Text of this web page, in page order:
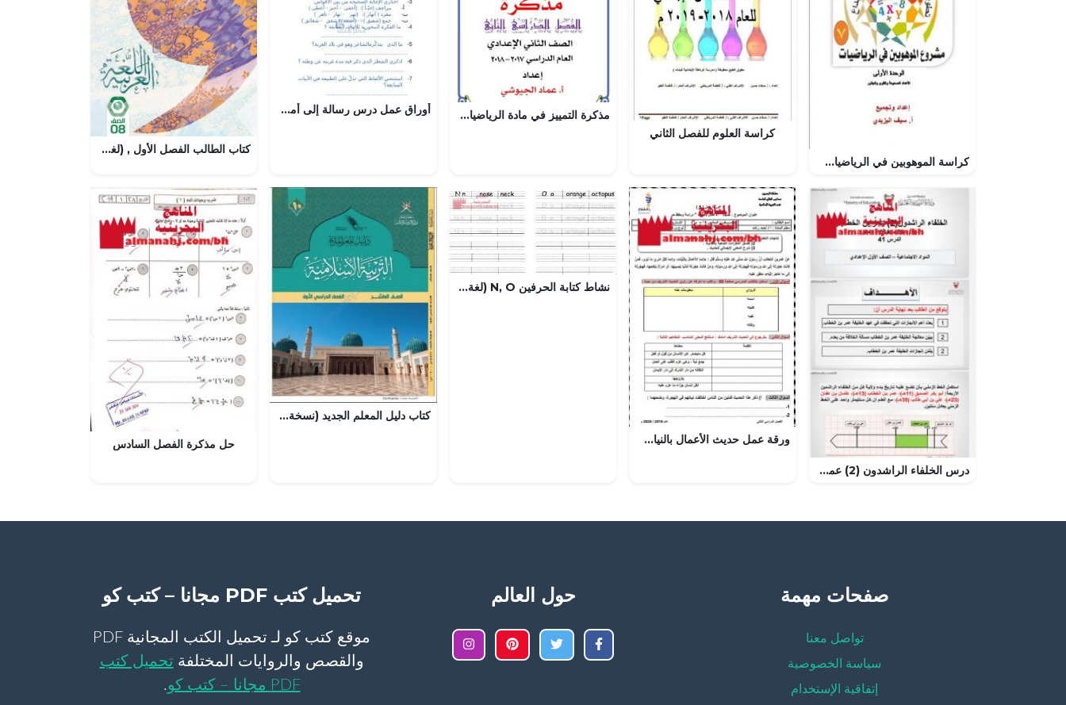
كراسة الموهوبين في الرياضيات للوحدة الأولى (رياضيات) السابع
كراسة العلوم للفصل الثاني
مذكرة التمييز في مادة الرياضيات مع الحل (رياضيات) الثامن أوراق عمل درس رسالة إلى أمي, (لغة عربية) السابع
كتاب الطالب الفصل الأول , (لغة عربية) الثامن
درس الخلفاء الراشدون (2) عمر بن الخطاب رضي الله عنهم الدرس 41
ورقة عمل حديث الأعمال بالنيات (تربية اسلامية) السادس
نشاط كتابة الحرفين N, O (لغة انجليزية) الأول
كتاب دليل المعلم الجديد (نسخة) (تربية اسلامية) العاشر
حل مذكرة الفصل السادس
صفحات مهمة
تواصل معنا
سياسة الخصوصية
إتفاقية الإستخدام
حول العالم تحميل كتب PDF مجانا – كتب كو
موقع كتب كو لـ تحميل الكتب المجانية PDF
والقصص والروايات المختلفة تحميل كتب
PDF مجانا – كتب كو
.